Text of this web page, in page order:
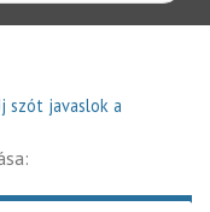
szót javaslok a